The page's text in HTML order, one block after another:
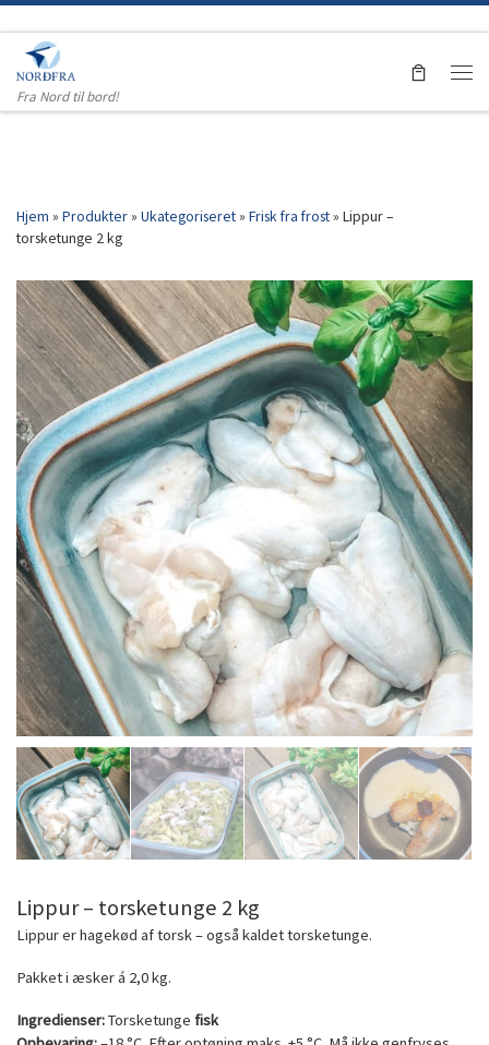
Skip to content
Fra Nord til bord!
Hjem » Produkter» Ukategoriseret» Frisk fra frost» Lippur –
torsketunge 2 kg
Lippur – torsketunge 2 kg
Lippur er hagekød af torsk – også kaldet torsketunge.
Pakket i æsker á 2,0 kg.
Ingredienser:Torsketunge fisk